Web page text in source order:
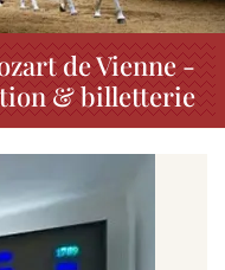
de Vienne -
& billetterie